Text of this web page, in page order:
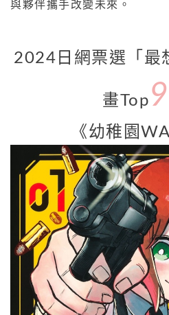
與夥伴攜手改變未來。
2024日網票選「最
畫Top
《幼稚園